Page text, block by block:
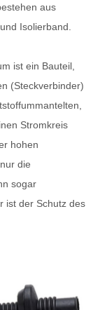
aus
Isolierband.
ist ein Bauteil,
(Steckverbinder)
Stromkreis
hohen
die
sogar
ist der Schutz des